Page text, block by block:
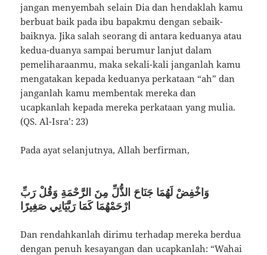
jangan menyembah selain Dia dan hendaklah kamu
berbuat baik pada ibu bapakmu dengan sebaik-
baiknya. Jika salah seorang di antara keduanya atau
kedua-duanya sampai berumur lanjut dalam
pemeliharaanmu, maka sekali-kali janganlah kamu
mengatakan kepada keduanya perkataan “ah” dan
janganlah kamu membentak mereka dan
ucapkanlah kepada mereka perkataan yang mulia.
(QS. Al-Isra’: 23)
Pada ayat selanjutnya, Allah berfirman,
وَاخْفِضْ لَهُمَا جَنَاحَ الذُّلِّ مِنَ الرَّحْمَةِ وَقُلْ رَبِّ
ارْحَمْهُمَا كَمَا رَبَّيَانِي صَغِيرًا
Dan rendahkanlah dirimu terhadap mereka berdua
dengan penuh kesayangan dan ucapkanlah: “Wahai